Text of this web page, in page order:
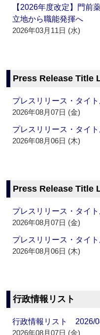
【2026年度改定】門前
立地から職能発揮へ
2026年03月11日 (水)
Press Release Title
プレスリリース・タイ
2026年08月07日 (金)
プレスリリース・タイ
2026年08月06日 (木)
Press Release Title
プレスリリース・タイ
2026年08月07日 (金)
プレスリリース・タイ
2026年08月06日 (木)
行政情報リスト
行政情報リスト 2026/
2026年08月07日 (金)